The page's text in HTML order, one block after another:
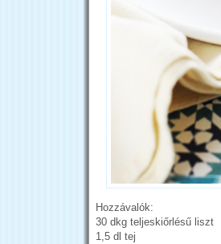
Hozzávalók:
30 dkg teljeskiőrlésű liszt
1,5 dl tej